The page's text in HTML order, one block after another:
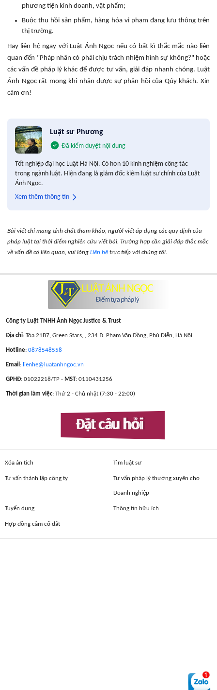
phương tiện kinh doanh, vật phẩm;
Buộc thu hồi sản phẩm, hàng hóa vi phạm đang lưu thông trên
thị trường.
Hãy liên hệ ngay với Luật Ánh Ngọc nếu có bất kì thắc mắc nào liên
quan đến "Pháp nhân có phải chịu trách nhiệm hình sự không?" hoặc
các vấn đề pháp lý khác để được tư vấn, giải đáp nhanh chóng. Luật
Ánh Ngọc rất mong khi nhận được sự phản hồi của Qúy khách. Xin
cảm ơn!
Luật sư Phương
Đã kiểm duyệt nội dung
Tốt nghiệp đại học Luật Hà Nội. Có hơn 10 kinh nghiệm công tác
trong ngành luật. Hiện đang là giám đốc kiêm luật sư chính của Luật
Ánh Ngọc.
Xem thêm thông tin
Bài viết chỉ mang tính chất tham khảo, người viết áp dụng các quy định của
pháp luật tại thời điểm nghiên cứu viết bài. Trường hợp cần giải đáp thắc mắc
về vấn đề có liên quan, vui lòng Liên hệ trực tiếp với chúng tôi.
Công ty Luật TNHH Ánh Ngọc Justice & Trust
Địa chỉ: Tòa 21B7, Green Stars, , 234 Đ. Phạm Văn Đồng, Phú Diễn, Hà Nội
Hotline: 0878548558
Email : lienhe@luatanhngoc.vn
GPHĐ: 01022218/TP - MST: 0110431256
Thời gian làm việc: Thứ 2 - Chủ nhật (7:30 - 22:00)
Đặt câu hỏi
Xóa án tích Tìm luật sư
Tư vấn thành lập công ty Tư vấn pháp lý thường xuyên cho
Doanh nghiệp
Tuyển dụng Thông tin hữu ích
Hợp đồng cầm cố đất